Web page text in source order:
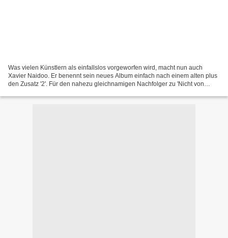
Was vielen Künstlern als einfallslos vorgeworfen wird, macht nun auch
Xavier Naidoo. Er benennt sein neues Album einfach nach einem alten plus
den Zusatz '2'. Für den nahezu gleichnamigen Nachfolger zu 'Nicht von